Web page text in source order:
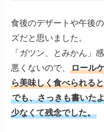
食後のデザートや午後
ズだと思いました。
「ガツン、とみかん」
悪くないので、ロール
ら美味しく食べられる
でも、さっきも書いた
少なくて残念でした。